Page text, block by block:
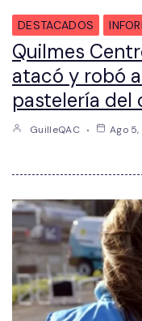
DESTACADOS
Quilmes
atacó y robó
pastelería del
GuilleQAC Ago